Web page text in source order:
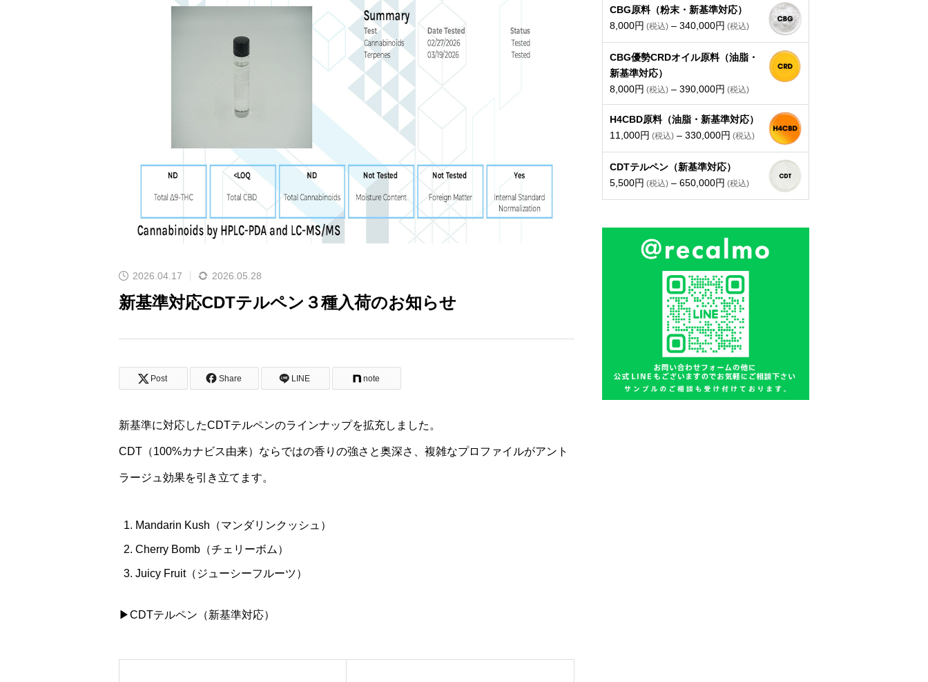
2026.04.17 2026.05.28
新基準対応CDTテルペン３種入荷のお知らせ
Post Share LINE note
新基準に対応したCDTテルペンのラインナップを拡充しました。
CDT（100%カナビス由来）ならではの香りの強さと奥深さ、複雑なプロファイルがアント
ラージュ効果を引き立てます。
Mandarin Kush（マンダリンクッシュ）
Cherry Bomb（チェリーボム）
Juicy Fruit（ジューシーフルーツ）
▶︎CDTテルペン（新基準対応）
7,000
円
–
210,000
円
CBG原料（粉末・新基準対応）
8,000円 – 340,000円
価
格
帯:
8,000
円
–
340,000
円
CBG優勢CRDオイル原料（油脂・
新基準対応）
8,000円 – 390,000円
価
格
帯:
8,000
円
390,000
円
H4CBD原料（油脂・新基準対応）
11,000円 – 330,000円
価
格
11,000
円
330,000
円
CDTテルペン（新基準対応）
5,500円 – 650,000円
価
格
5,500
円
–